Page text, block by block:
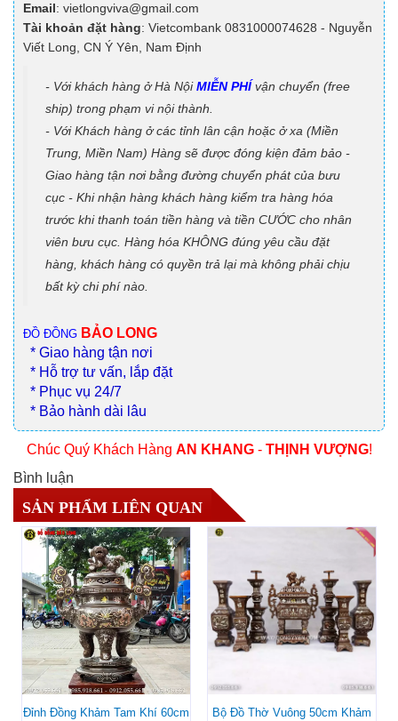
Email: vietlongviva@gmail.com
Tài khoản đặt hàng: Vietcombank 0831000074628 - Nguyễn
Viết Long, CN Ý Yên, Nam Định
- Với khách hàng ở Hà NộiMIỄN PHÍ vận chuyển (free
ship) trong phạm vi nội thành.
- Với Khách hàng ở các tỉnh lân cận hoặc ở xa (Miền
Trung, Miền Nam) Hàng sẽ được đóng kiện đảm bảo -
Giao hàng tận nơi bằng đường chuyển phát của bưu
cục - Khi nhận hàng khách hàng kiểm tra hàng hóa
trước khi thanh toán tiền hàng và tiền CƯỚC cho nhân
viên bưu cục. Hàng hóa KHÔNG đúng yêu cầu đặt
hàng, khách hàng có quyền trả lại mà không phải chịu
bất kỳ chi phí nào.
ĐỒ ĐỒNG BẢO LONG
* Giao hàng tận nơi
* Hỗ trợ tư vấn, lắp đặt
* Phục vụ 24/7
* Bảo hành dài lâu
Chúc Quý Khách Hàng AN KHANG - THỊNH VƯỢNG!
Bình luận
SẢN PHẨM LIÊN QUAN
Đỉnh Đồng Khảm Tam Khí 60cm
Bộ Đồ Thờ Vuông 50cm Khảm